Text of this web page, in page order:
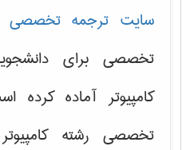
سایت ترجمه تخصصی
تخصصی برای
کامپیوتر آماده کرده
تخصصی رشته